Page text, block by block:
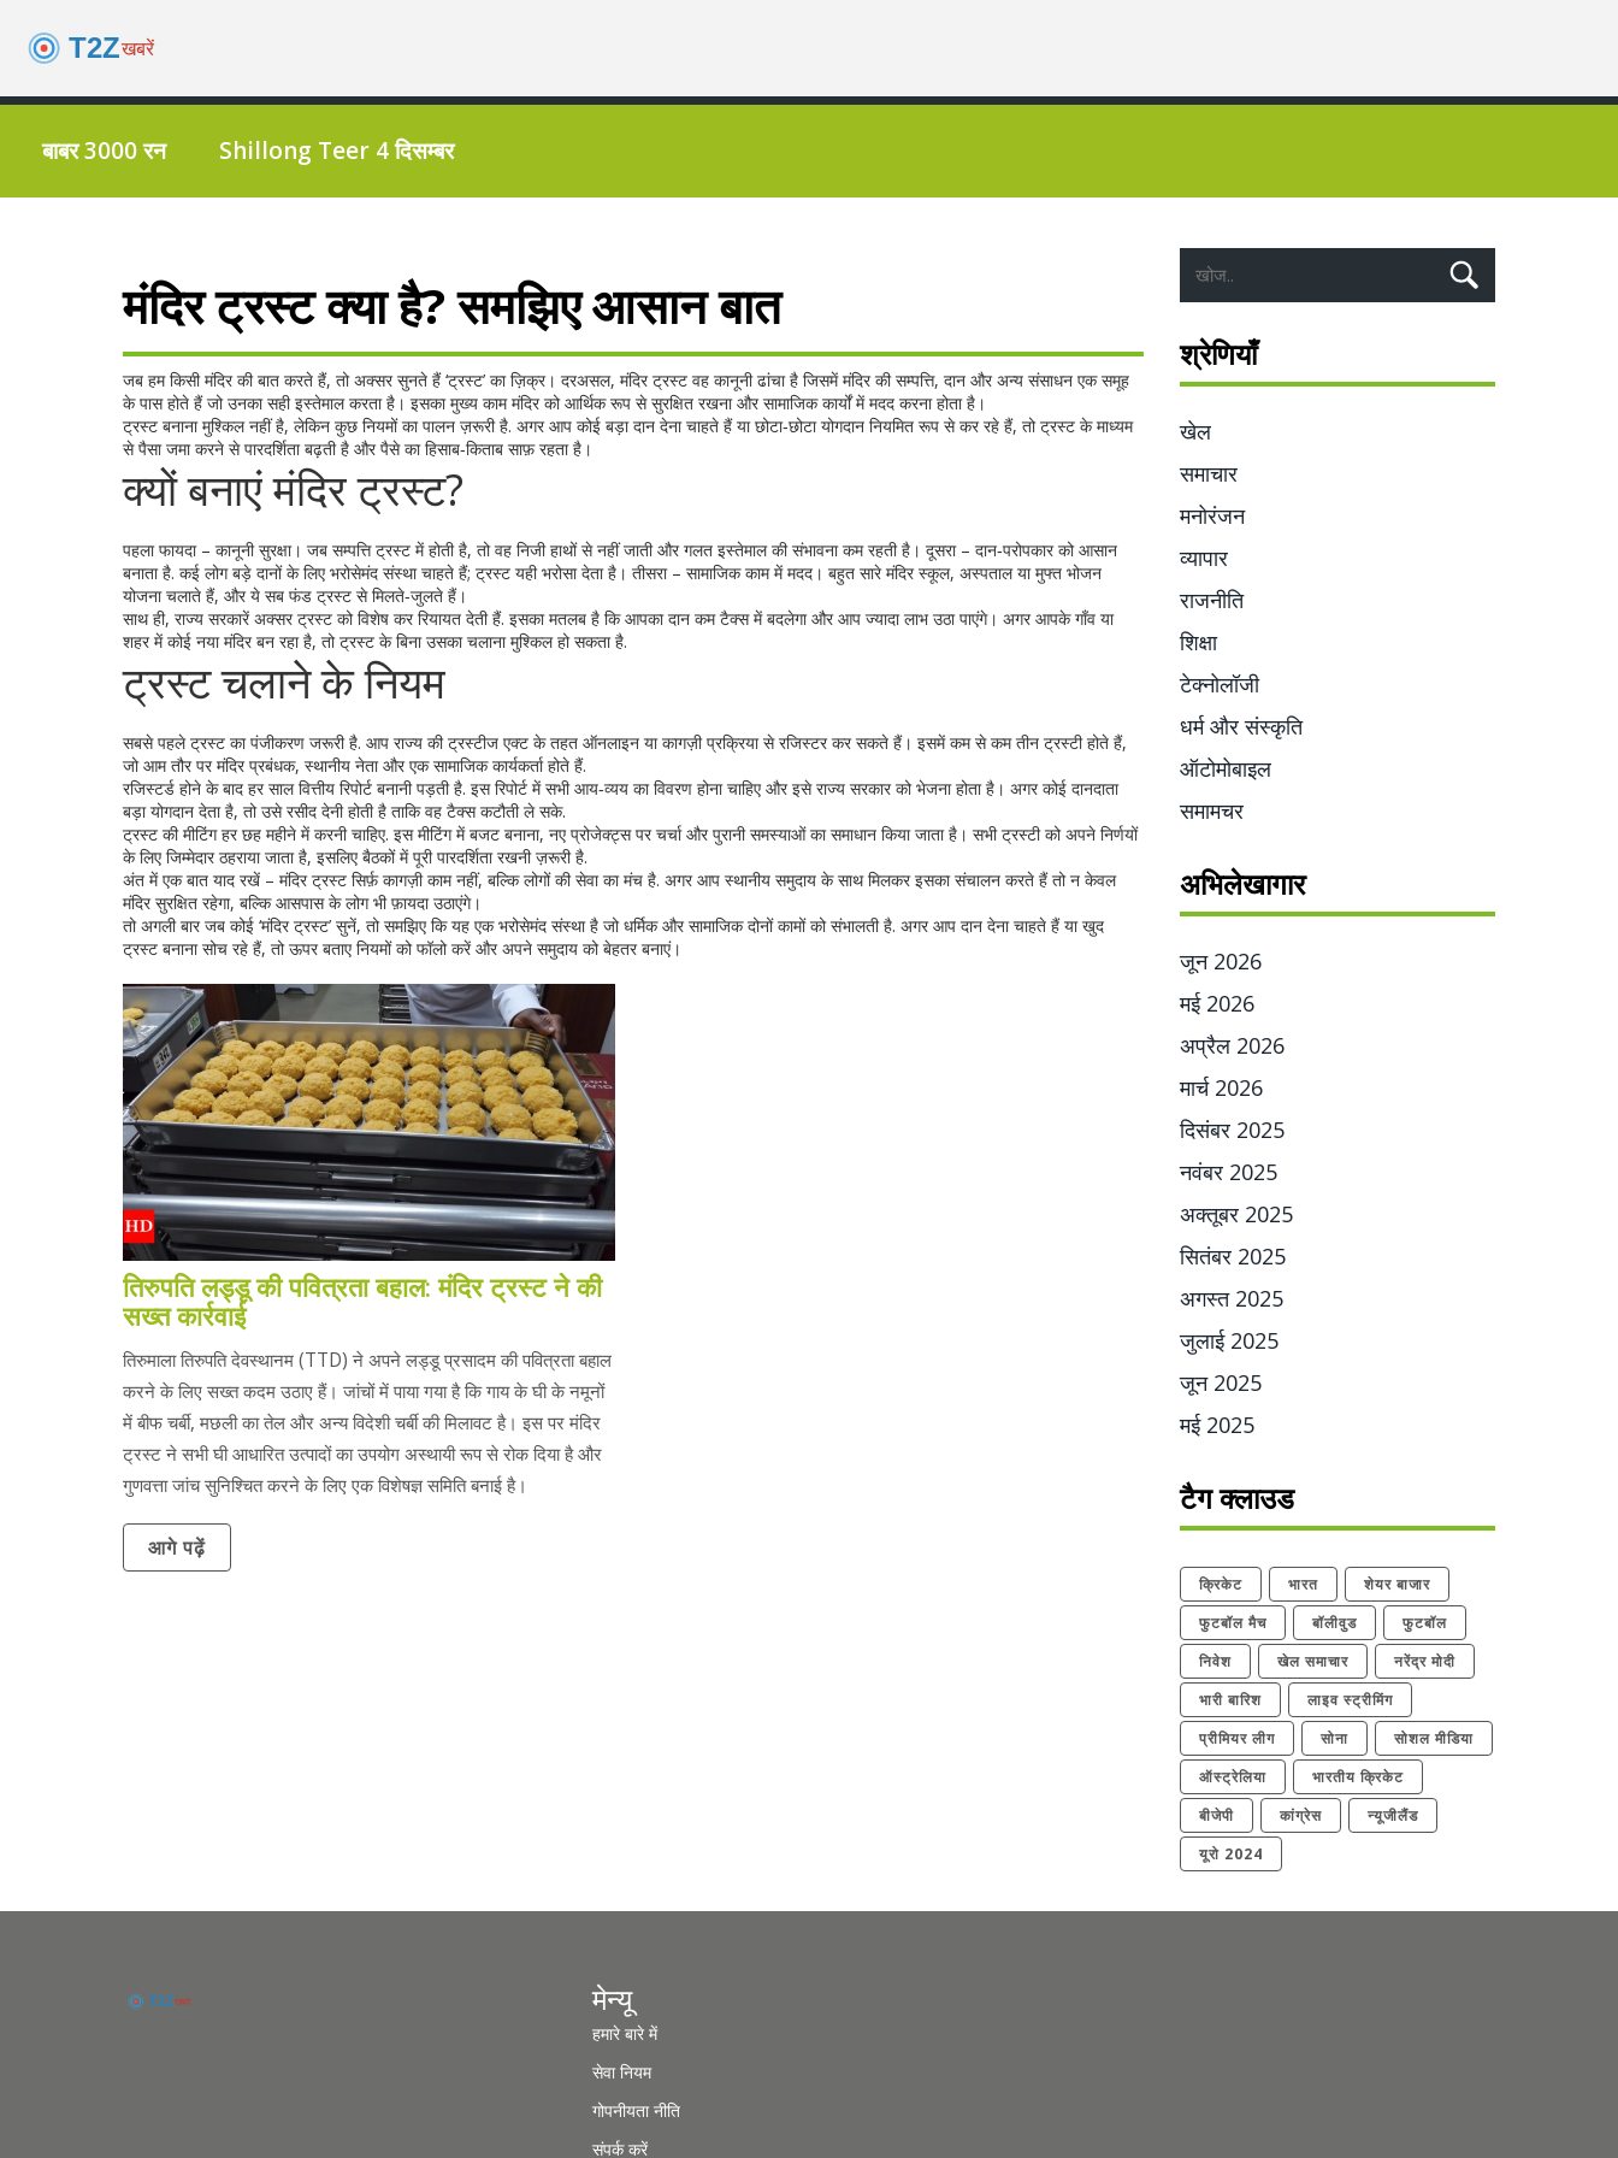
बाबर 3000 रन Shillong Teer 4 दिसम्बर
मंदिर ट्रस्ट क्या है? समझिए आसान बात
जब हम किसी मंदिर की बात करते हैं, तो अक्सर सुनते हैं ‘ट्रस्ट’ का ज़िक्र। दरअसल, मंदिर ट्रस्ट वह कानूनी ढांचा है जिसमें मंदिर की सम्पत्ति, दान और अन्य संसाधन एक समूह
के पास होते हैं जो उनका सही इस्तेमाल करता है। इसका मुख्य काम मंदिर को आर्थिक रूप से सुरक्षित रखना और सामाजिक कार्यों में मदद करना होता है।
ट्रस्ट बनाना मुश्किल नहीं है, लेकिन कुछ नियमों का पालन ज़रूरी है. अगर आप कोई बड़ा दान देना चाहते हैं या छोटा‑छोटा योगदान नियमित रूप से कर रहे हैं, तो ट्रस्ट के माध्यम
से पैसा जमा करने से पारदर्शिता बढ़ती है और पैसे का हिसाब‑किताब साफ़ रहता है।
क्यों बनाएं मंदिर ट्रस्ट?
पहला फायदा – कानूनी सुरक्षा। जब सम्पत्ति ट्रस्ट में होती है, तो वह निजी हाथों से नहीं जाती और गलत इस्तेमाल की संभावना कम रहती है। दूसरा – दान‑परोपकार को आसान
बनाता है. कई लोग बड़े दानों के लिए भरोसेमंद संस्था चाहते हैं; ट्रस्ट यही भरोसा देता है। तीसरा – सामाजिक काम में मदद। बहुत सारे मंदिर स्कूल, अस्पताल या मुफ्त भोजन
योजना चलाते हैं, और ये सब फंड ट्रस्ट से मिलते‑जुलते हैं।
साथ ही, राज्य सरकारें अक्सर ट्रस्ट को विशेष कर रियायत देती हैं. इसका मतलब है कि आपका दान कम टैक्स में बदलेगा और आप ज्यादा लाभ उठा पाएंगे। अगर आपके गाँव या
शहर में कोई नया मंदिर बन रहा है, तो ट्रस्ट के बिना उसका चलाना मुश्किल हो सकता है.
ट्रस्ट चलाने के नियम
सबसे पहले ट्रस्ट का पंजीकरण जरूरी है. आप राज्य की ट्रस्टीज एक्ट के तहत ऑनलाइन या कागज़ी प्रक्रिया से रजिस्टर कर सकते हैं। इसमें कम से कम तीन ट्रस्टी होते हैं,
जो आम तौर पर मंदिर प्रबंधक, स्थानीय नेता और एक सामाजिक कार्यकर्ता होते हैं.
रजिस्टर्ड होने के बाद हर साल वित्तीय रिपोर्ट बनानी पड़ती है. इस रिपोर्ट में सभी आय‑व्यय का विवरण होना चाहिए और इसे राज्य सरकार को भेजना होता है। अगर कोई दानदाता
बड़ा योगदान देता है, तो उसे रसीद देनी होती है ताकि वह टैक्स कटौती ले सके.
ट्रस्ट की मीटिंग हर छह महीने में करनी चाहिए. इस मीटिंग में बजट बनाना, नए प्रोजेक्ट्स पर चर्चा और पुरानी समस्याओं का समाधान किया जाता है। सभी ट्रस्टी को अपने निर्णयों
के लिए जिम्मेदार ठहराया जाता है, इसलिए बैठकों में पूरी पारदर्शिता रखनी ज़रूरी है.
अंत में एक बात याद रखें – मंदिर ट्रस्ट सिर्फ़ कागज़ी काम नहीं, बल्कि लोगों की सेवा का मंच है. अगर आप स्थानीय समुदाय के साथ मिलकर इसका संचालन करते हैं तो न केवल
मंदिर सुरक्षित रहेगा, बल्कि आसपास के लोग भी फ़ायदा उठाएंगे।
तो अगली बार जब कोई ‘मंदिर ट्रस्ट’ सुनें, तो समझिए कि यह एक भरोसेमंद संस्था है जो धर्मिक और सामाजिक दोनों कामों को संभालती है. अगर आप दान देना चाहते हैं या खुद
ट्रस्ट बनाना सोच रहे हैं, तो ऊपर बताए नियमों को फॉलो करें और अपने समुदाय को बेहतर बनाएं।
तिरुपति लड्डू की पवित्रता बहाल: मंदिर ट्रस्ट ने की
सख्त कार्रवाई
तिरुमाला तिरुपति देवस्थानम (TTD) ने अपने लड्डू प्रसादम की पवित्रता बहाल
करने के लिए सख्त कदम उठाए हैं। जांचों में पाया गया है कि गाय के घी के नमूनों
में बीफ चर्बी, मछली का तेल और अन्य विदेशी चर्बी की मिलावट है। इस पर मंदिर
ट्रस्ट ने सभी घी आधारित उत्पादों का उपयोग अस्थायी रूप से रोक दिया है और
गुणवत्ता जांच सुनिश्चित करने के लिए एक विशेषज्ञ समिति बनाई है।
आगे पढ़ें
श्रेणियाँ
खेल
समाचार
मनोरंजन
व्यापार
राजनीति
शिक्षा
टेक्नोलॉजी
धर्म और संस्कृति
ऑटोमोबाइल
समामचर
अभिलेखागार
जून 2026
मई 2026
अप्रैल 2026
मार्च 2026
दिसंबर 2025
नवंबर 2025
अक्तूबर 2025
सितंबर 2025
अगस्त 2025
जुलाई 2025
जून 2025
मई 2025
टैग क्लाउड
क्रिकेट भारत
शेयर बाजार
फुटबॉल मैच
बॉलीवुड
फुटबॉल
निवेश
खेल समाचार
नरेंद्र मोदी
भारी बारिश
लाइव स्ट्रीमिंग
प्रीमियर लीग
सोना
सोशल मीडिया
ऑस्ट्रेलिया
भारतीय क्रिकेट
बीजेपी
कांग्रेस
न्यूजीलैंड
यूरो 2024
मेन्यू
हमारे बारे में
सेवा नियम
गोपनीयता नीति
संपर्क करें